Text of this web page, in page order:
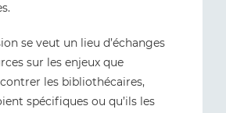
se veut un lieu d’échanges
sur les enjeux que
les bibliothécaires,
spécifiques ou qu’ils les